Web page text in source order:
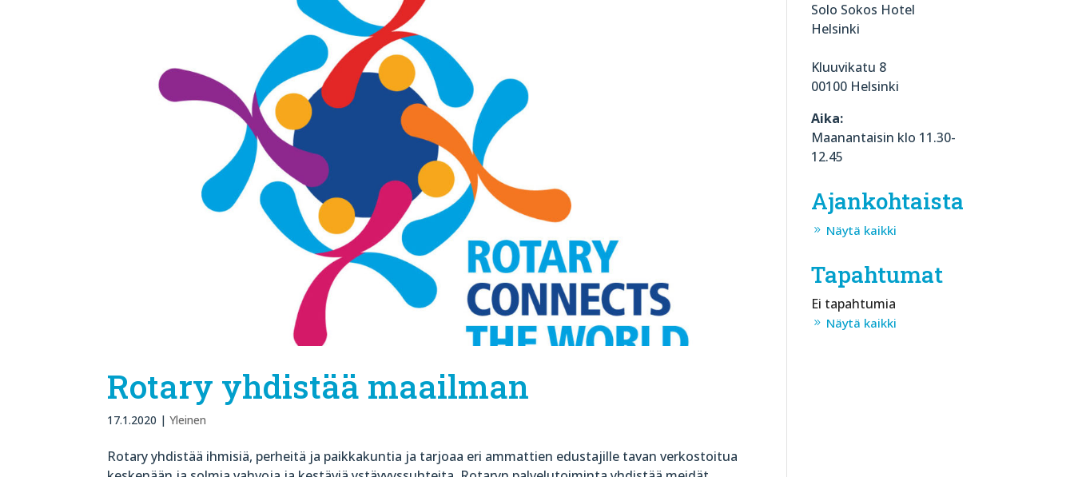
Rotary yhdistää maailman
17.1.2020 |Yleinen
Rotary yhdistää ihmisiä, perheitä ja paikkakuntia ja tarjoaa eri ammattien edustajille tavan verkostoitua
Solo Sokos Hotel
Helsinki
Kluuvikatu 8
00100 Helsinki
Aika:
Maanantaisin klo 11.30-
12.45
Ajankohtaista
Näytä kaikki
Tapahtumat
Ei tapahtumia
Näytä kaikki